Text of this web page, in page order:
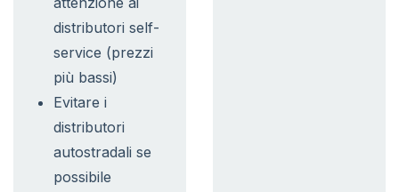
distributori self-
service (prezzi
più bassi)
Evitare i
distributori
autostradali se
possibile